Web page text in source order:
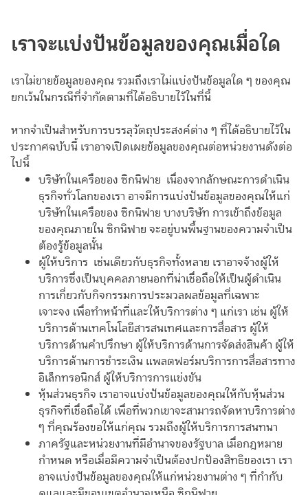
เราจะแบ่งปันข้อมูลของคุณเมื่อใด
เราไม่ขายข้อมูลของคุณ รวมถึงเราไม่แบ่งปันข้อมูลใด ๆ ของคุณ
ยกเว้นในกรณีที่จำกัดตามที่ได้อธิบายไว้ในที่นี้
หากจำเป็นสำหรับการบรรลุวัตถุประสงค์ต่าง ๆ ที่ได้อธิบายไว้ใน
ประกาศฉบับนี้ เราอาจเปิดเผยข้อมูลของคุณต่อหน่วยงานดังต่อ
ไปนี้
บริษัทในเครือของ ซิกนิฟาย เนื่องจากลักษณะการดำเนิน
ธุรกิจทั่วโลกของเรา อาจมีการแบ่งปันข้อมูลของคุณให้แก่
บริษัทในเครือของ ซิกนิฟาย บางบริษัท การเข้าถึงข้อมูล
ของคุณภายใน ซิกนิฟาย จะอยู่บนพื้นฐานของความจำเป็น
ต้องรู้ข้อมูลนั้น
ผู้ให้บริการ เช่นเดียวกับธุรกิจทั้งหลาย เราอาจจ้างผู้ให้
บริการซึ่งเป็นบุคคลภายนอกที่น่าเชื่อถือให้เป็นผู้ดำเนิน
การเกี่ยวกับกิจกรรมการประมวลผลข้อมูลที่เฉพาะ
เจาะจง เพื่อทำหน้าที่และให้บริการต่าง ๆ แก่เรา เช่น ผู้ให้
บริการด้านเทคโนโลยีสารสนเทศและการสื่อสาร ผู้ให้
บริการด้านคำปรึกษา ผู้ให้บริการด้านการจัดส่งสินค้า ผู้ให้
บริการด้านการชำระเงิน แพลตฟอร์มบริการการสื่อสารทาง
อิเล็กทรอนิกส์ ผู้ให้บริการการแข่งขัน
หุ้นส่วนธุรกิจ เราอาจแบ่งปันข้อมูลของคุณให้กับหุ้นส่วน
ธุรกิจที่เชื่อถือได้ เพื่อที่พวกเขาจะสามารถจัดหาบริการต่าง
ๆ ที่คุณร้องขอให้แก่คุณ รวมถึงผู้ให้บริการการสนทนา
ภาครัฐและหน่วยงานที่มีอำนาจของรัฐบาล เมื่อกฎหมาย
กำหนด หรือเมื่อมีความจำเป็นต้องปกป้องสิทธิของเรา เรา
อาจแบ่งปันข้อมูลของคุณให้แก่หน่วยงานต่าง ๆ ที่กำกับ